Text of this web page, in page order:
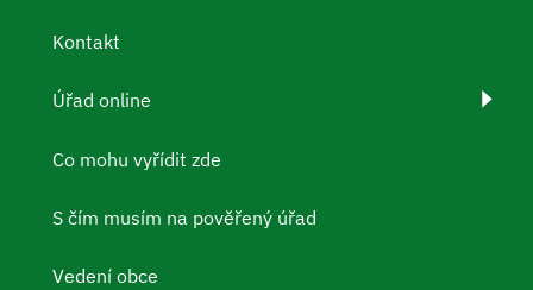
Kontakt
Úřad online
Co mohu vyřídit zde
S čím musím na pověřený úřad
Vedení obce